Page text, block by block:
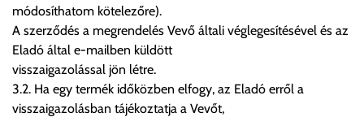
módosíthatom kötelezőre).
A szerződés a megrendelés Vevő általi véglegesítésével és az
Eladó által e-mailben küldött
visszaigazolással jön létre.
3.2. Ha egy termék időközben elfogy, az Eladó erről a
visszaigazolásban tájékoztatja a Vevőt,